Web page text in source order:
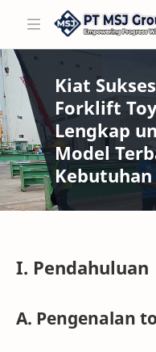
Kiat
Forklift
Lengkap
Model
I. Pendahuluan
A. Pengenalan